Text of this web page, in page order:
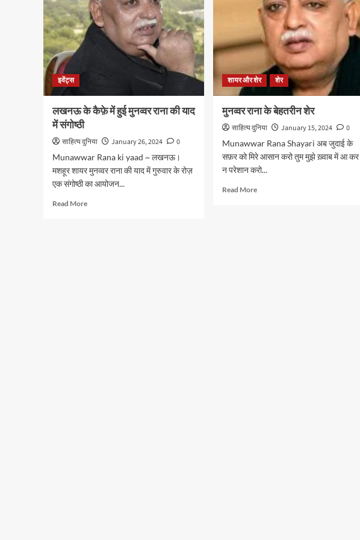
इवेंट्स
लखनऊ के कैफ़े में हुई मुनव्वर राना की याद
में संगोष्ठी
साहित्य दुनिया January 26, 2024
0
Munawwar Rana ki yaad ~ लखनऊ।
मशहूर शायर मुनव्वर राना की याद में गुरुवार के रोज़
एक संगोष्ठी का आयोजन...
Read MoreRead
शायर और शेर शेर
मुनव्वर राना के बेहतरीन शेर
साहित्य दुनिया January 15, 2024
0
Munawwar Rana Shayari अब जुदाई के
सफ़र को मिरे आसान करो तुम मुझे ख़्वाब में आ कर
न परेशान करो...
Read MoreRead